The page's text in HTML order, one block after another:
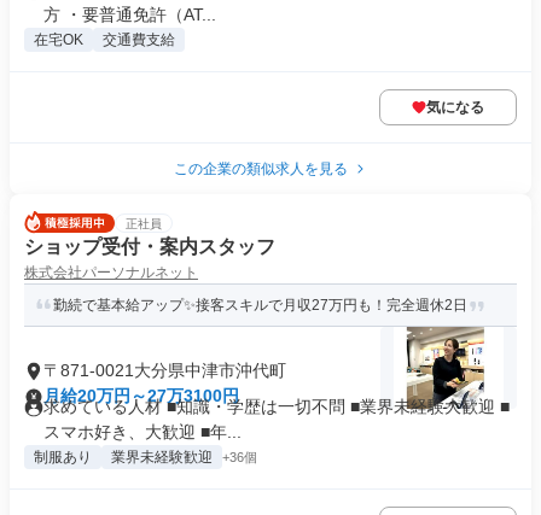
方 ・要普通免許（AT...
在宅OK 交通費支給
気になる
この企業の類似求人を見る
正社員
ショップ受付・案内スタッフ
株式会社パーソナルネット
勤続で基本給アップ✨接客スキルで月収27万円も！完全週休2日
〒871-0021大分県中津市沖代町
月給20万円～27万3100円
求めている人材 ■知識・学歴は一切不問 ■業界未経験大歓迎 ■
スマホ好き、大歓迎 ■年...
制服あり 業界未経験歓迎 +36個